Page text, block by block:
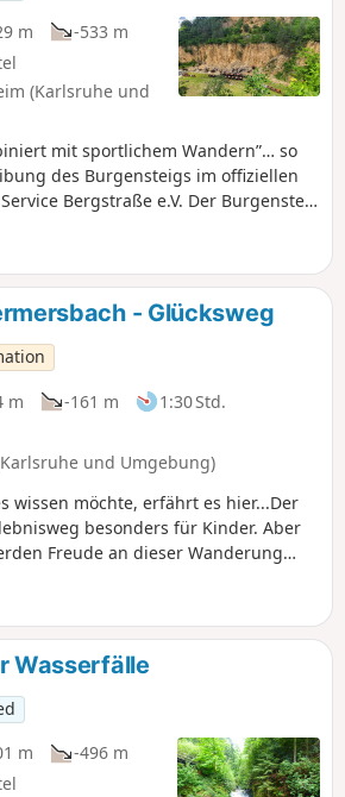
m
-533 m
(Karlsruhe und
mit sportlichem Wandern”… so
des Burgensteigs im offiziellen
Bergstraße e.V. Der Burgensteig
Auf den rund 120 km
historischen Sehenswürdigkeiten
dem Nibelungensteig bei
Neckarsteig in Heidelberg zwei
Wir waren so frei, hin und wieder
Die Etappen haben wir so
Du mit öffentlichen
Startpunkt hin und von Deinem
weg kommst. Daher ist unsere
als das Original.
- Glücksweg
m -161 m
1:30 Std.
und Umgebung)
wissen möchte, erfährt es hier...Der
besonders für Kinder. Aber
Freude an dieser Wanderung
Wasserfälle
m
-496 m